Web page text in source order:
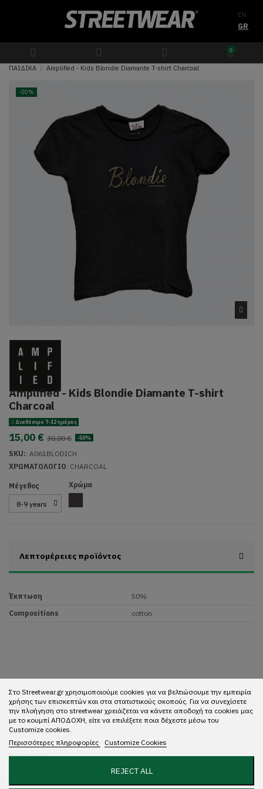
EN
GR
0
ΠΑΙΔΙΚΑ Amplified - Kids Blondie Diamante T-shirt Charcoal
-50%
Amplified - Kids Blondie Diamante T-shirt
Charcoal
Διαθέσιμο 7-12 ημέρες
15,00 € 30,00 € -50%
SKU:: A061BLODICH
ΧΡΩΜΑΤΟΛΟΓΙΟ: CHARCOAL
Μέγεθος
Χρώμα
Λεπτομέρειες προϊόντος
Έκπτωση
50%
Compositions
cotton
Πληροφορίες
Επικοινωνία
Βρείτε μας
Στο Streetwear.gr χρησιμοποιούμε cookies για να βελτιώσουμε την εμπειρία
χρήσης των επισκεπτών και στα στατιστικούς σκοπούς. Για να συνεχίσετε
την πλοήγηση στο streetwear χρειάζεται να κάνετε αποδοχή τα cookies μας
με το κουμπί ΑΠΟΔΟΧΗ, είτε να επιλέξετε ποια δέχεστε μέσω του
Customize cookies.
Περισσότερες πληροφορίες
Customize Cookies
REJECT ALL